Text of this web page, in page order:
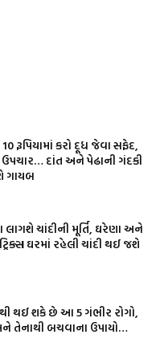
રૂપિયામાં કરો દૂધ જેવા સફેદ,
ઉપચાર… દાંત અને પેઢાની ગંદકી
ગાયબ
લાગશે ચાંદીની મૂર્તિ, ઘરેણા અને
ઘરમાં રહેલી ચાંદી થઈ જશે
થઈ શકે છે આ 5 ગંભીર રોગો,
તેનાથી બચવાના ઉપાયો…